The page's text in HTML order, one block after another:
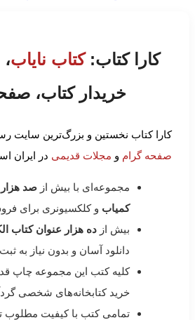
کارا کتاب:کتاب نایاب
خریدار کتاب،
کارا کتاب نخستین و بزرگ‌ترین سایت
صفحه گرام و مجلات قدیمی در ایران
مجموعه‌ای با بیش از صد هزار
کمیاب و کلکسیونری برای
بیش از ده هزار عنوان کتاب
دانلود آسان و بدون نیاز به
کلیه کتب این مجموعه چاپ
خرید کتابخانه‌های شخصی
تمامی کتب با کیفیت مطلوب